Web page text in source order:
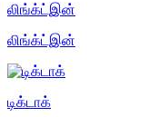
லிங்க்ட்இன்
லிங்க்ட்இன்
டிக்டாக்